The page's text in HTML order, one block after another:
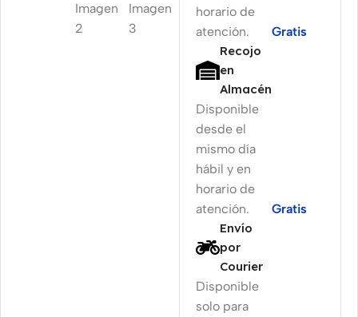
horario de
atención.
Gratis
Recojo
en
Almacén
Disponible
desde el
mismo día
hábil y en
horario de
atención.
Gratis
Envío
por
Courier
Disponible
solo para